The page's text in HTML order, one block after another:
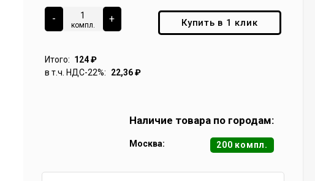
-
компл.
+
Итого: 124₽
в т.ч. НДС-22%:
22,36₽
Купить в 1 клик
Наличие товара по городам:
Москва: 200 компл.